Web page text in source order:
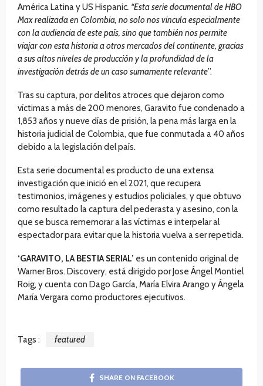
América Latina y US Hispanic. “Esta serie documental de HBO
Max realizada en Colombia, no solo nos vincula especialmente
con la audiencia de este país, sino que también nos permite
viajar con esta historia a otros mercados del continente, gracias
a sus altos niveles de producción y la profundidad de la
investigación detrás de un caso sumamente relevante”.
Tras su captura, por delitos atroces que dejaron como
víctimas a más de 200 menores, Garavito fue condenado a
1,853 años y nueve días de prisión, la pena más larga en la
historia judicial de Colombia, que fue conmutada a 40 años
debido a la legislación del país.
Esta serie documental es producto de una extensa
investigación que inició en el 2021, que recupera
testimonios, imágenes y estudios policiales, y que obtuvo
como resultado la captura del pederasta y asesino, con la
que se busca rememorar a las víctimas e interpelar al
espectador para evitar que la historia vuelva a ser repetida.
‘GARAVITO, LA BESTIA SERIAL’ es un contenido original de
Warner Bros. Discovery, está dirigido por Jose Ángel Montiel
Roig, y cuenta con Dago García, María Elvira Arango y Ángela
María Vergara como productores ejecutivos.
Tags : featured
SHARE ON FACEBOOK